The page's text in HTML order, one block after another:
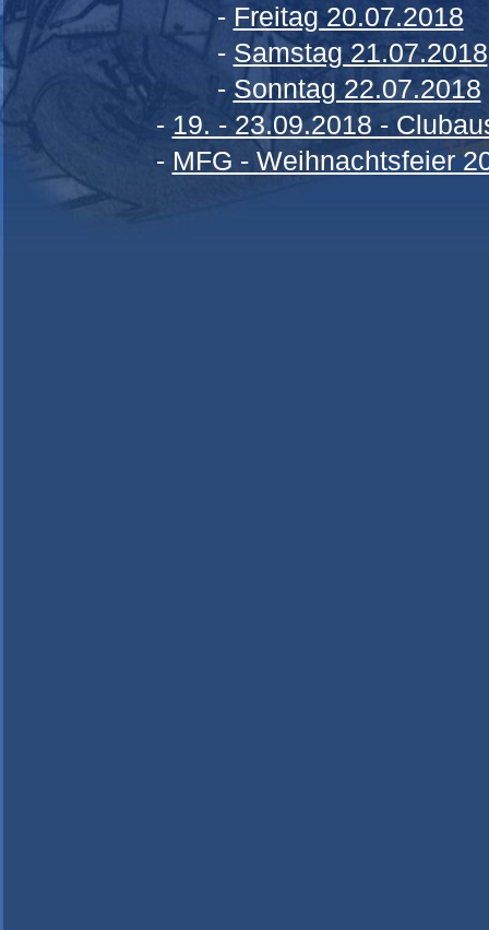
- Freitag 20.07.2018
- Samstag 21.07.2018
- Sonntag 22.07.2018
- 19. - 23.09.2018 -
- MFG - Weihnachtsfeier